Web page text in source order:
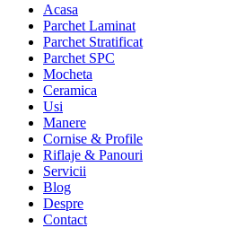
Acasa
Parchet Laminat
Parchet Stratificat
Parchet SPC
Mocheta
Ceramica
Usi
Manere
Cornise & Profile
Riflaje & Panouri
Servicii
Blog
Despre
Contact